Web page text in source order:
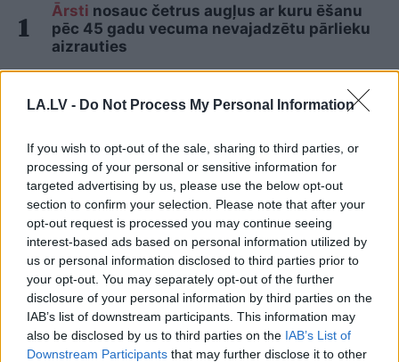
LA.LV - Do Not Process My Personal Information
If you wish to opt-out of the sale, sharing to third parties, or
processing of your personal or sensitive information for
targeted advertising by us, please use the below opt-out
section to confirm your selection. Please note that after your
opt-out request is processed you may continue seeing
interest-based ads based on personal information utilized by
us or personal information disclosed to third parties prior to
your opt-out. You may separately opt-out of the further
disclosure of your personal information by third parties on the
IAB’s list of downstream participants. This information may
also be disclosed by us to third parties on the IAB’s List of
Downstream Participants that may further disclose it to other
Ārsti nosauc četrus augļus ar kuru ēšanu
pēc 45 gadu vecuma nevajadzētu pārlieku
aizrauties
pircējs dabūjis dzirdēt to, ko viņam
3 zodiaka zīmes šajā nedēļas nogalē
kārtīgi “nodos uguņus”, bet vienai – labāk
palikt mājās
Ar šo zodiaka zīmju pārstāvjiem labāk
nestrīdēties: viņi vienmēr atradīs veidu,
kā pamatīgi atriebties
“Tuvarētu aizvērties!” Beata Jonīte jau